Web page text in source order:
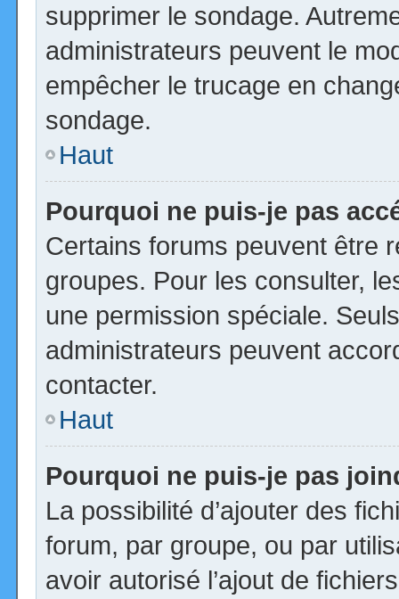
supprimer le sondage.
administrateurs peuvent le
empêcher le trucage en
sondage.
Haut
Pourquoi ne puis-je pas
Certains forums peuvent être
groupes. Pour les consulter,
une permission spéciale.
administrateurs peuvent
contacter.
Haut
Pourquoi ne puis-je pas
La possibilité d’ajouter des
forum, par groupe, ou par
avoir autorisé l’ajout de